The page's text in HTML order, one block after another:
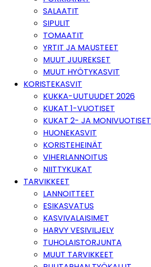
SALAATIT
SIPULIT
TOMAATIT
YRTIT JA MAUSTEET
MUUT JUUREKSET
MUUT HYÖTYKASVIT
KORISTEKASVIT
KUKKA-UUTUUDET 2026
KUKAT 1-VUOTISET
KUKAT 2- JA MONIVUOTISET
HUONEKASVIT
KORISTEHEINÄT
VIHERLANNOITUS
NIITTYKUKAT
TARVIKKEET
LANNOITTEET
ESIKASVATUS
KASVIVALAISIMET
HARVY VESIVILJELY
TUHOLAISTORJUNTA
MUUT TARVIKKEET